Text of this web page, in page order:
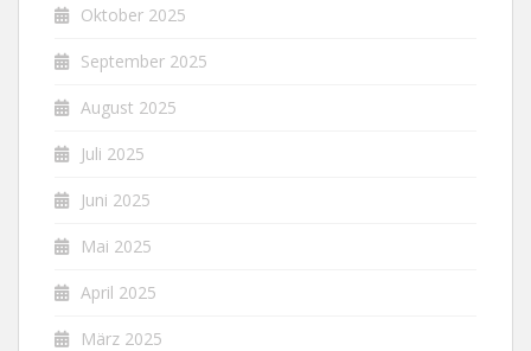
Oktober 2025
September 2025
August 2025
Juli 2025
Juni 2025
Mai 2025
April 2025
März 2025